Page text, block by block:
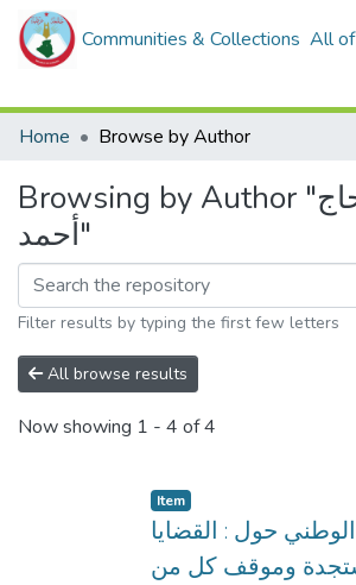
Communities & Collections All
Home
Browse by Author
Browsing by Author "بابا عمي, الحاج
أحمد"
Filter results by typing the first few letters
All browse results
Now showing 1 - 4 of 4
Item
حول : القضايا
وموقف كل من